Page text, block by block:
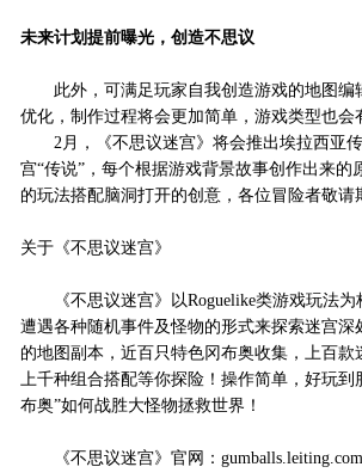
未来计划提前曝光，创造不思议
此外，可满足玩家自我创造游戏的地图编
优化，制作过程将会更加简单，游戏类型也会
2月，《不思议迷宫》将会推出埃拉西亚
宫“传说”，每个根据游戏背景故事创作出来的
的玩法搭配脑洞打开的创意，各位冒险者敬请
关于《不思议迷宫》
《不思议迷宫》以Roguelike类游戏玩法
遭遇各种随机事件及怪物的形式来探索迷宫深
的地图副本，近百只特色冈布奥收集，上百款
上千种组合搭配等你探险！操作简单，好玩到
布奥”如何战胜大怪物拯救世界！
《不思议迷宫》官网：gumballs.leiting.com